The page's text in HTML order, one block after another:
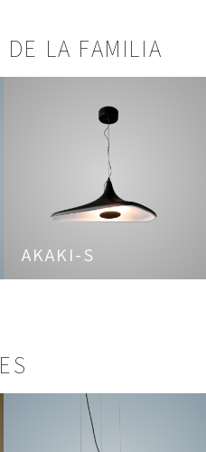
DE LA FAMILIA
AKAKI-S